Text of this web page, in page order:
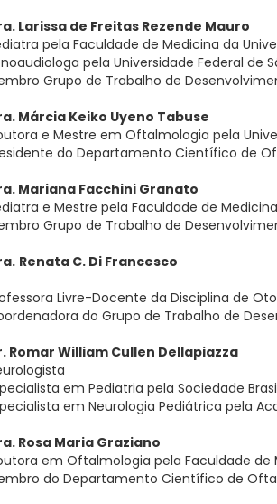
Larissa de Freitas Rezende Mauro
pela Faculdade de Medicina da
pela Universidade Federal de
Grupo de Trabalho de
Márcia Keiko Uyeno Tabuse
e Mestre em Oftalmologia pela
do Departamento Científico de
Mariana Facchini Granato
e Mestre pela Faculdade de
Grupo de Trabalho de
Renata C. Di Francesco
Livre-Docente da Disciplina de
do Grupo de Trabalho de
Romar William Cullen Dellapiazza
em Pediatria pela Sociedade
em Neurologia Pediátrica pela
Rosa Maria Graziano
em Oftalmologia pela Faculdade de
do Departamento Científico de